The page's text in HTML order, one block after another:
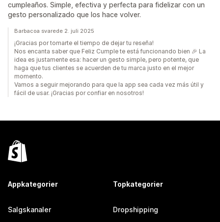
cumpleaños. Simple, efectiva y perfecta para fidelizar con un
gesto personalizado que los hace volver.
Barbacoa svarede 2. juli 2025
¡Gracias por tomarte el tiempo de dejar tu reseña!
Nos encanta saber que Feliz Cumple te está funcionando bien 🎉 La
idea es justamente esa: hacer un gesto simple, pero potente, que
haga que tus clientes se acuerden de tu marca justo en el mejor
momento.
Vamos a seguir mejorando para que la app sea cada vez más útil y
fácil de usar. ¡Gracias por confiar en nosotros!
Appkategorier
Salgskanaler
Topkategorier
Dropshipping